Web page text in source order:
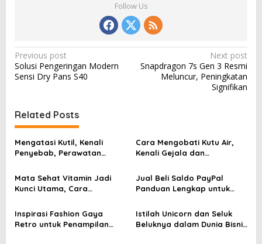
Follow Us
P
o
t
n
a
v
i
g
t
Previous post
Solusi Pengeringan Modern
Sensi Dry Pans S40
Next post
Snapdragon 7s Gen 3 Resmi
Meluncur, Peningkatan
Signifikan
Related Posts
Mengatasi Kutil, Kenali
Penyebab, Perawatan
Dokter
Cara Mengobati Kutu Air,
Kenali Gejala dan
Sejak Awal
Mata Sehat Vitamin Jadi
Kunci Utama, Cara
Penglihatan Tetap Tajam
Jual Beli Saldo PayPal
Panduan Lengkap untuk
Digital
Inspirasi Fashion Gaya
Retro untuk Penampilan
Istilah Unicorn dan Seluk
Beluknya dalam Dunia Bisnis